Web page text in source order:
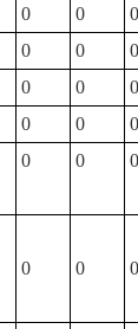
0 0
0
0 0
0
0 0
0
0 0
0
0 0 0
0 0 0